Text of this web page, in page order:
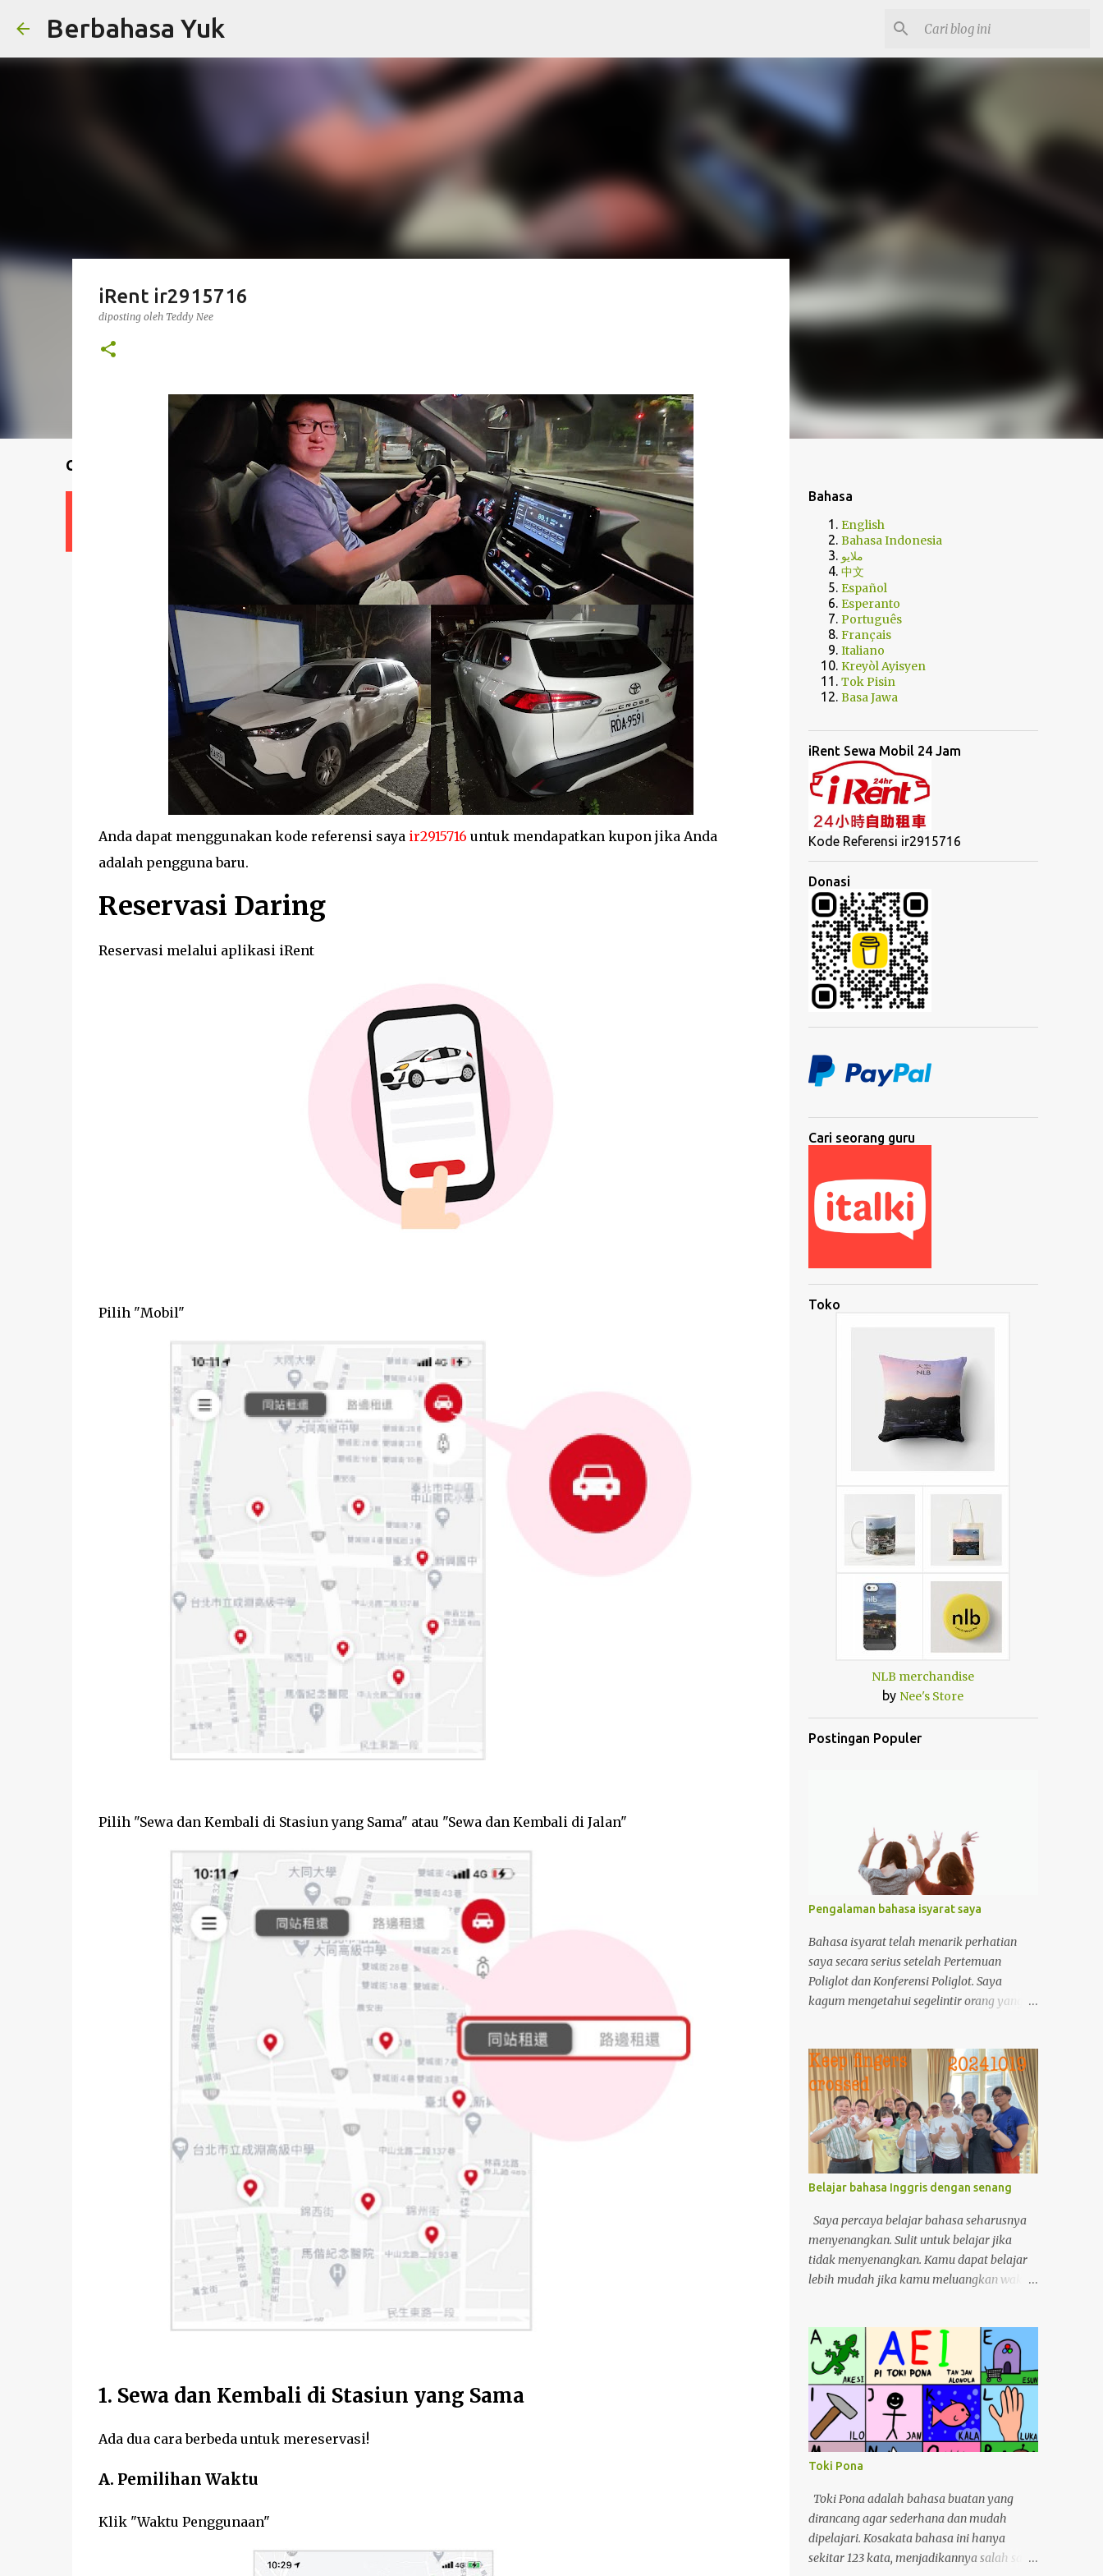
Berbahasa Yuk
Cari seorang guru
iRent ir2915716
diposting oleh Teddy Nee
Anda dapat menggunakan kode referensi saya ir2915716 untuk mendapatkan kupon jika Anda
adalah pengguna baru.
Reservasi Daring
Reservasi melalui aplikasi iRent
Pilih "Mobil"
Pilih "Sewa dan Kembali di Stasiun yang Sama" atau "Sewa dan Kembali di Jalan"
1. Sewa dan Kembali di Stasiun yang Sama
Ada dua cara berbeda untuk mereservasi!
A. Pemilihan Waktu
Klik "Waktu Penggunaan"
Bahasa
English
Bahasa Indonesia
ملايو
中文
Español
Esperanto
Português
Français
Italiano
Kreyòl Ayisyen
Tok Pisin
Basa Jawa
iRent Sewa Mobil 24 Jam
Kode Referensi ir2915716
Donasi
Cari seorang guru
Toko
NLB merchandise
by Nee's Store
Postingan Populer
Pengalaman bahasa isyarat saya
Bahasa isyarat telah menarik perhatian
saya secara serius setelah Pertemuan
Poliglot dan Konferensi Poliglot. Saya
kagum mengetahui segelintir orang yang
hampir tidak tahu apa-apa tentang
mereka. Pengetahuan saya sangat sedikit,
saya hanya bisa bertanya-tanya
bagaimana orang berkomunikasi dalam
bahasa isyarat.
Belajar bahasa Inggris dengan senang
Saya percaya belajar bahasa seharusnya
menyenangkan. Sulit untuk belajar jika
tidak menyenangkan. Kamu dapat belajar
lebih mudah jika kamu meluangkan waktu.
yakin banyak orang akan bertanya-tanya
mengapa saya bergabung dengan
perkumpulan bahasa Inggris, bukankah
bahasa Inggris saya sudah lumayan? Ya,
saya pergi ke sana hanya untuk
mendapatkan teman baru. Pada saat yang
sama, saya dapat membantu mereka
sering mengikuti perkumpulan bahasa
Inggris di kampus ketika saya masih
menjadi mahasiswa, jadi saya menyadari
betapa sulitnya bagi orang Taiwan untuk
Toki Pona
Toki Pona adalah bahasa buatan yang
dirancang agar sederhana dan mudah
dipelajari. Kosakata bahasa ini hanya
sekitar 123 kata, menjadikannya salah satu